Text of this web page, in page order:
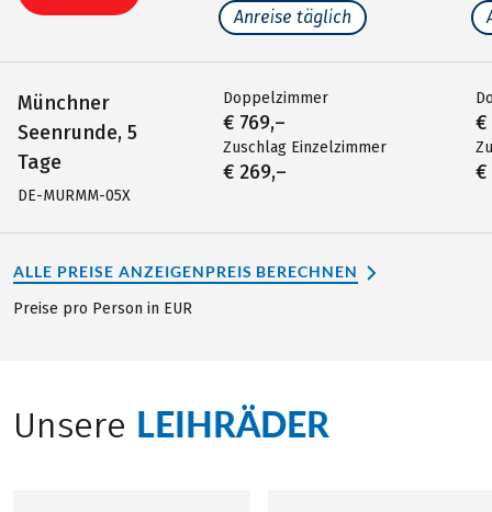
Münchner
Seenrunde, 5
Tage
DE-MURMM-05X
Anreise täglich
Doppelzimmer
€ 769,–
Zuschlag Einzelzimmer
€ 269,–
€
€
ALLE PREISE ANZEIGENPREIS BERECHNEN
Preise pro Person in EUR
Unsere LEIHRÄDER